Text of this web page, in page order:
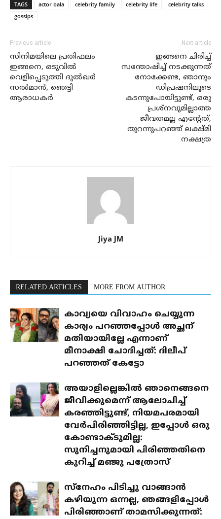
TAGS actor bala celebrity family celebrity life
celebrity talks
gossips
Previous article
സിനിമയിലെ പ്രതിഫലം
ഇങ്ങനെ, ഒടുവില്‍
വെളിപ്പെടുത്തി ദുല്‍ഖര്‍
സല്‍മാന്‍, ഞെട്ടി
ആരാധകര്‍
Next article
ഇങ്ങനെ ചിരിച്ച്
സന്തോഷിച്ച് നടക്കുന്നത്
നോക്കേണ്ട, ഞാനും
ഡിപ്രഷനിലൂടെ
കടന്നുപോയിട്ടുണ്ട്, ഒരു
പ്രശ്‌നവുമില്ലാത്ത
ജീവതമല്ല എന്റേത്,
തുറന്നുപറഞ്ഞ് ലക്ഷ്മി
നക്ഷത്ര
Jiya JM
RELATED ARTICLES MORE FROM AUTHOR
കാവ്യയെ വിവാഹം ചെയ്യുന്ന
കാര്യം പറഞ്ഞപ്പോൾ അച്ഛന്
മതിയായില്ലേ എന്നാണ്
മീനാക്ഷി ചോദിച്ചത്: ദിലീപ്
പറഞ്ഞത് കേട്ടോ
അയാളില്ലെങ്കിൽ ഞാനെങ്ങനെ
ജീവിക്കുമെന്ന് ആലോചിച്ച്
കരഞ്ഞിട്ടുണ്ട്, നിയമപരമായി
വേർപിരിഞ്ഞിട്ടില്ല, ഇപ്പോൾ ഒരു
കോണ്ടാക്ടുമില്ല:
സുനിച്ചനുമായി പിരിഞ്ഞതിനെ
കുറിച്ച് മഞ്ജു പത്രോസ്
സ്‌നേഹം പിടിച്ചു വാങ്ങാൻ
കഴിയുന്ന ഒന്നല്ല, ഞങ്ങളിപ്പോൾ
പിരിഞ്ഞാണ് താമസിക്കുന്നത്: